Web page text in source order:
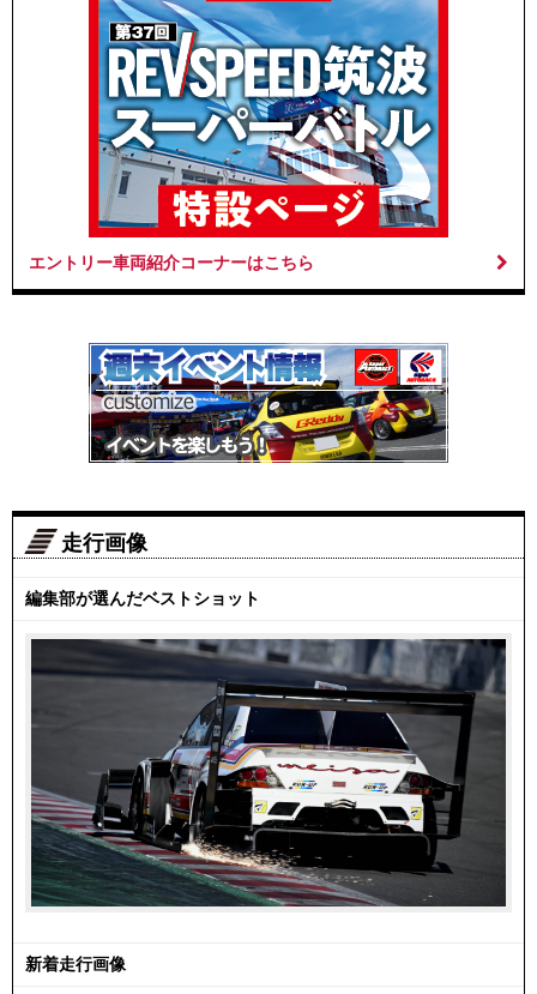
エントリー車両紹介コーナーはこちら
走行画像
編集部が選んだベストショット
新着走行画像